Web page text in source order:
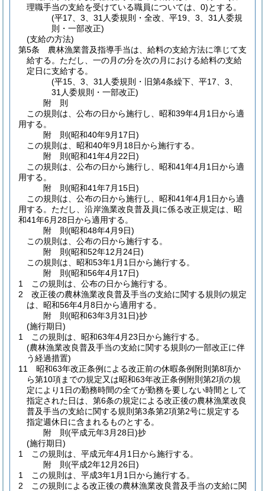
理職手当の支給を受けている職員については、0)とする。
(平17、3、31人委規則・全改、平19、3、31人委規
則・一部改正)
(支給の方法)
第5条
農林漁業普及指導手当は、給料の支給方法に準じて支
給する。 ただし、一の月の分を次の月における給料の支給
定日に支給する。
(平15、3、31人委規則・旧第4条繰下、平17、3、
31人委規則・一部改正)
附 則
この規則は、公布の日から施行し、昭和39年4月1日から適
用する。
附 則(昭和40年9月17日)
この規則は、昭和40年9月18日から施行する。
附 則(昭和41年4月22日)
この規則は、公布の日から施行し、昭和41年4月1日から適
用する。
附 則(昭和41年7月15日)
この規則は、公布の日から施行し、昭和41年4月1日から適
用する。 ただし、沿岸漁業改良普及員に係る改正規定は、昭
和41年6月28日から適用する。
附 則(昭和48年4月9日)
この規則は、公布の日から施行する。
附 則(昭和52年12月24日)
この規則は、昭和53年1月1日から施行する。
附 則(昭和56年4月17日)
1
この規則は、公布の日から施行する。
2
改正後の農林漁業改良普及手当の支給に関する規則の規定
は、昭和56年4月8日から適用する。
附 則(昭和63年3月31日)抄
(施行期日)
1
この規則は、昭和63年4月23日から施行する。
(農林漁業改良普及手当の支給に関する規則の一部改正に伴
う経過措置)
11
昭和63年改正条例による改正前の休暇条例附則第8項か
ら第10項までの規定又は昭和63年改正条例附則第2項の規
定により1日の勤務時間の全てが勤務を要しない時間として
指定された日は、第6条の規定による改正後の農林漁業改良
普及手当の支給に関する規則第3条第2項第2号に規定する
指定週休日に含まれるものとする。
附 則(平成元年3月28日)抄
(施行期日)
1
この規則は、平成元年4月1日から施行する。
附 則(平成2年12月26日)
1
この規則は、平成3年1月1日から施行する。
2
この規則による改正後の農林漁業改良普及手当の支給に関